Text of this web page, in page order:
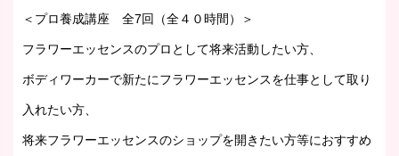
＜プロ養成講座 全7回（全４０時間）＞
フラワーエッセンスのプロとして将来活動したい方、
ボディワーカーで新たにフラワーエッセンスを仕事として取り
入れたい方、
将来フラワーエッセンスのショップを開きたい方等におすすめ